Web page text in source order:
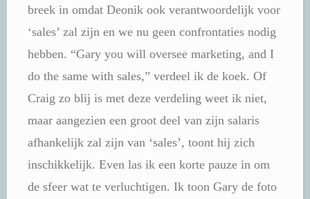
breek in omdat Deonik ook verantwoordelijk voor
‘sales’ zal zijn en we nu geen confrontaties nodig
hebben. “Gary you will oversee marketing, and I
do the same with sales,” verdeel ik de koek. Of
Craig zo blij is met deze verdeling weet ik niet,
maar aangezien een groot deel van zijn salaris
afhankelijk zal zijn van ‘sales’, toont hij zich
inschikkelijk. Even las ik een korte pauze in om
de sfeer wat te verluchtigen. Ik toon Gary de foto